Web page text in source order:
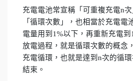
充電電池常宣稱「可重複充電n
「循環次數」，也相當於充電電
電量用到1%以下，再重新充電
放電過程，就是循環次數的概念
充電循環，也就是達到n次的循
結束。